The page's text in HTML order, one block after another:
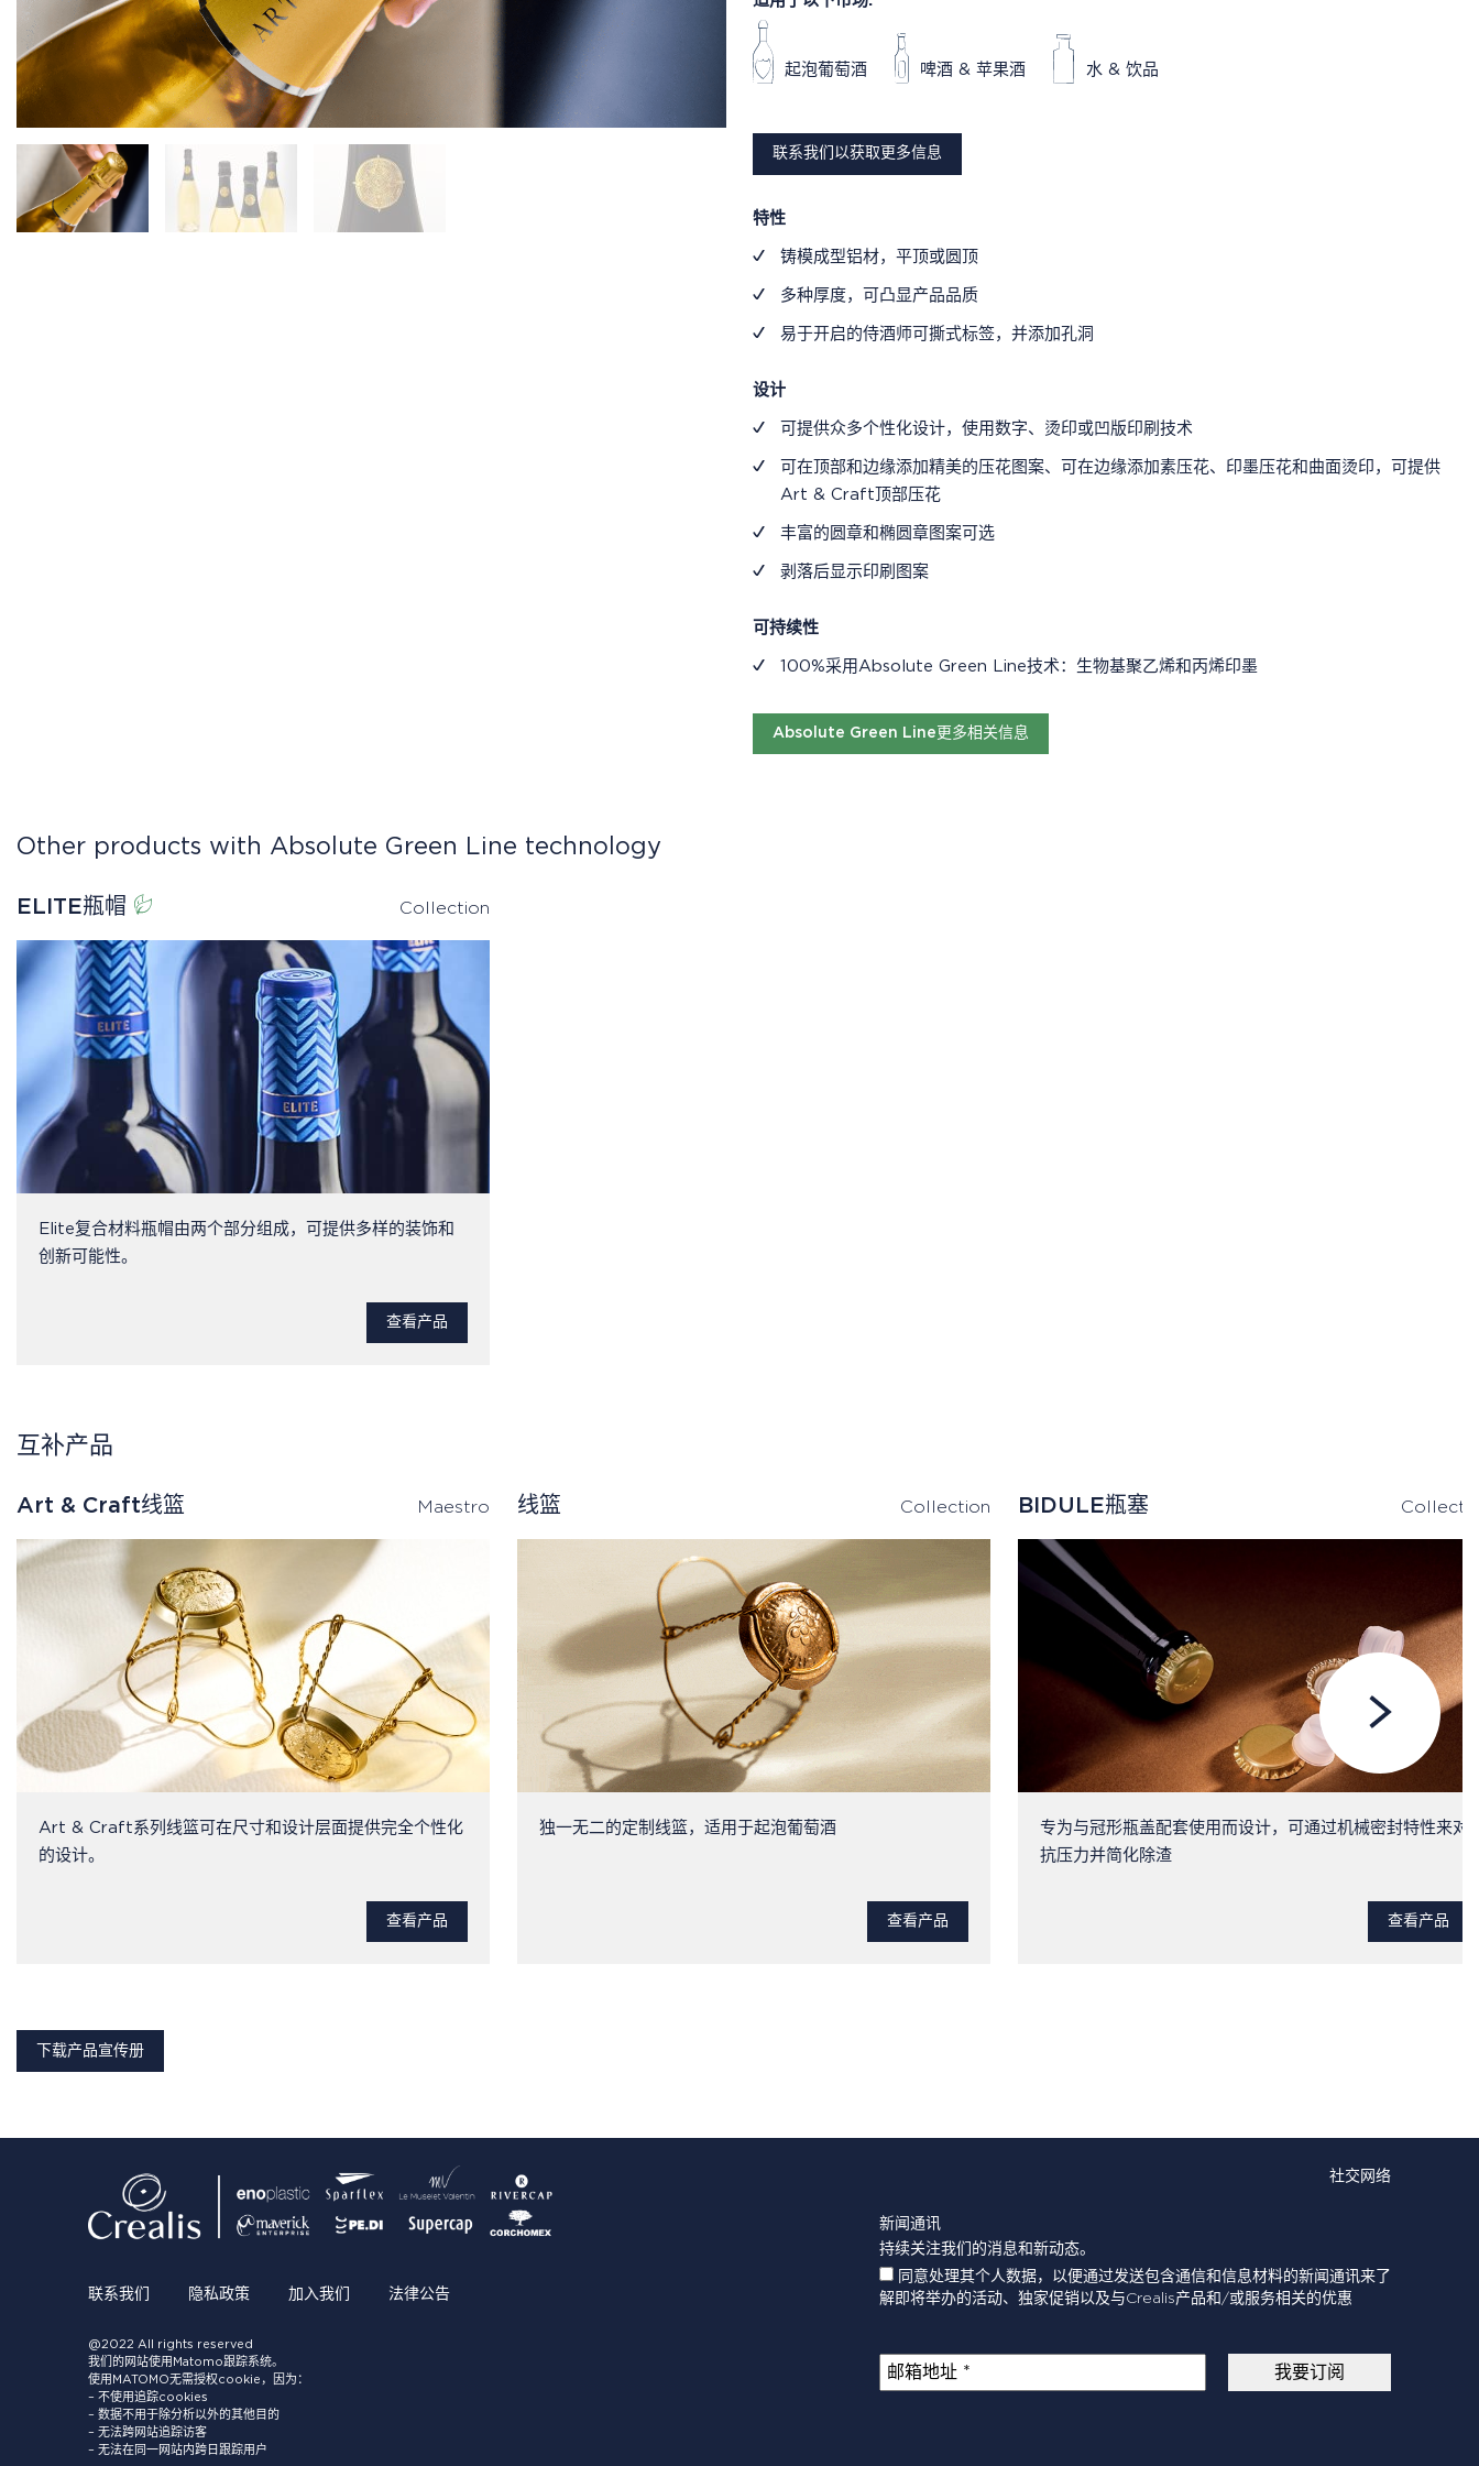
起泡葡萄酒 啤酒 & 苹果酒 水 & 饮品
联系我们以获取更多信息
特性
铸模成型铝材，平顶或圆顶
多种厚度，可凸显产品品质
易于开启的侍酒师可撕式标签，并添加孔洞
设计
可提供众多个性化设计，使用数字、烫印或凹版印刷技术
可在顶部和边缘添加精美的压花图案、可在边缘添加素压花、印墨压花和曲面烫印，可提供
Art & Craft顶部压花
丰富的圆章和椭圆章图案可选
剥落后显示印刷图案
可持续性
100%采用Absolute Green Line技术：生物基聚乙烯和丙烯印墨
Absolute Green Line更多相关信息
Other products with Absolute Green Line technology
ELITE瓶帽 Collection
Elite复合材料瓶帽由两个部分组成，可提供多样的装饰和
创新可能性。
查看产品
互补产品
Art & Craft线篮 Maestro
Art & Craft系列线篮可在尺寸和设计层面提供完全个性化
的设计。
查看产品
线篮 Collection
独一无二的定制线篮，适用于起泡葡萄酒
查看产品
BIDULE瓶塞
专为与冠形瓶盖配套使用而设计，可通过机械密封特性来对
抗压力并简化除渣
查看产品
下载产品宣传册
联系我们 隐私政策 加入我们 法律公告
@2022 All rights reserved
我们的网站使用Matomo跟踪系统。
使用MATOMO无需授权cookie，因为：
– 不使用追踪cookies
– 数据不用于除分析以外的其他目的
– 无法跨网站追踪访客
– 无法在同一网站内跨日跟踪用户
社交网络
新闻通讯
持续关注我们的消息和新动态。
同意处理其个人数据，以便通过发送包含通信和信息材料的新闻通讯来了
解即将举办的活动、独家促销以及与Crealis产品和/或服务相关的优惠